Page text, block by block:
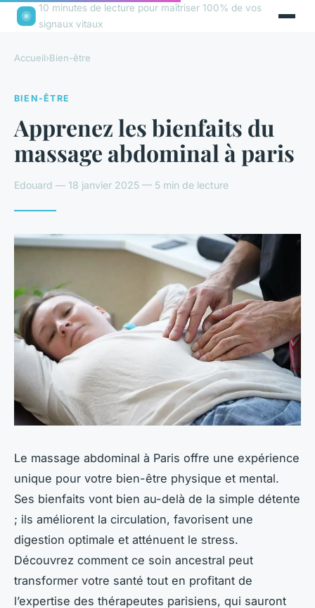
10 minutes de lecture pour maîtriser 100% de vos
signaux vitaux
Accueil›Bien-être
BIEN-ÊTRE
Apprenez les bienfaits du
massage abdominal à paris
Edouard — 18 janvier 2025 — 5 min de lecture
Le massage abdominal à Paris offre une expérience
unique pour votre bien-être physique et mental.
Ses bienfaits vont bien au-delà de la simple détente
; ils améliorent la circulation, favorisent une
digestion optimale et atténuent le stress.
Découvrez comment ce soin ancestral peut
transformer votre santé tout en profitant de
l’expertise des thérapeutes parisiens, qui sauront